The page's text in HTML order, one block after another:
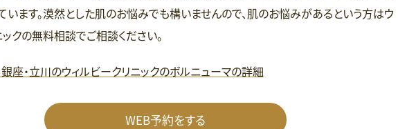
います。漠然とした肌のお悩みでも構いませんので、肌のお悩みがあるという方はウ
クの無料相談でご相談ください。
銀座・立川のウィルビークリニックのボルニューマの詳細
WEB予約をする